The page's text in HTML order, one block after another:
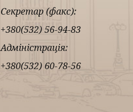
Секретар (факс):
+380(532) 56-94-83
Адміністрація:
+380(532) 60-78-56